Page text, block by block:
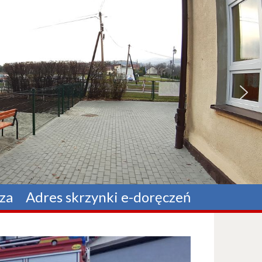
Adres skrzynki e-doręczeń